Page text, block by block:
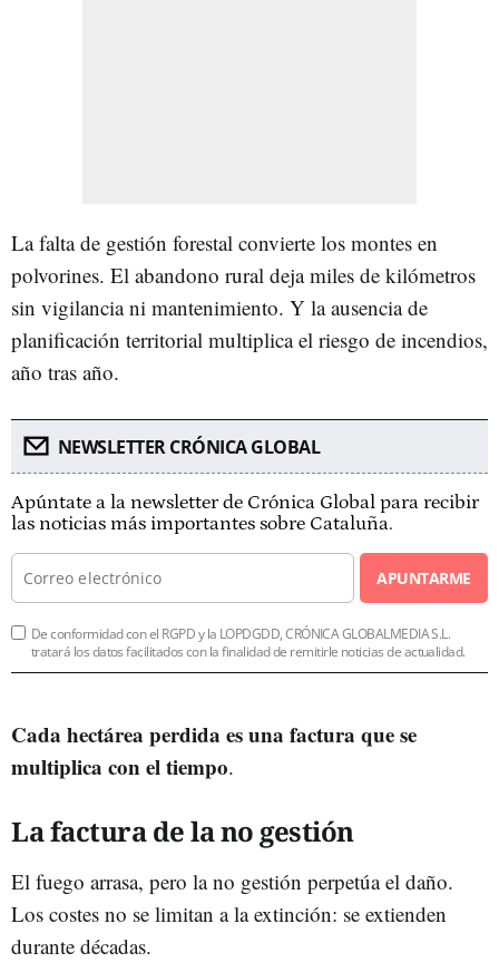
La falta de gestión forestal convierte los montes en
polvorines. El abandono rural deja miles de kilómetros
sin vigilancia ni mantenimiento. Y la ausencia de
planificación territorial multiplica el riesgo de incendios,
año tras año.
NEWSLETTER CRÓNICA GLOBAL
Apúntate a la newsletter de Crónica Global para recibir
las noticias más importantes sobre Cataluña.
APUNTARME
De conformidad con el RGPD y la LOPDGDD, CRÓNICA GLOBALMEDIA S.L.
tratará los datos facilitados con la finalidad de remitirle noticias de actualidad.
Cada hectárea perdida es una factura que se
multiplica con el tiempo.
La factura de la no gestión
El fuego arrasa, pero la no gestión perpetúa el daño.
Los costes no se limitan a la extinción: se extienden
durante décadas.